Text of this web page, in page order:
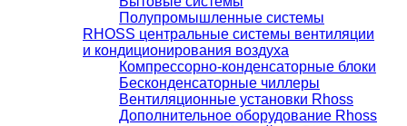
Полупромышленные системы
RHOSS центральные системы вентиляции
и кондиционирования воздуха
Компрессорно-конденсаторные блоки
Бесконденсаторные чиллеры
Вентиляционные установки Rhoss
Дополнительное оборудование Rhoss